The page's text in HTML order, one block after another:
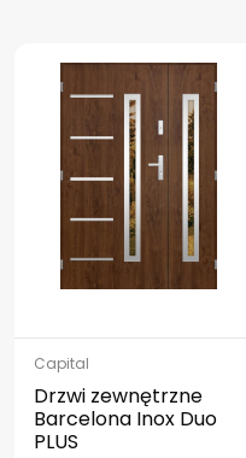
Capital
Drzwi zewnętrzne
Barcelona Inox Duo
PLUS